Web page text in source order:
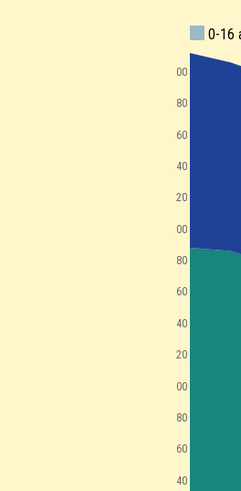
40
60
80
100
120
140
160
180
200
220
240
260
280
300
0-16